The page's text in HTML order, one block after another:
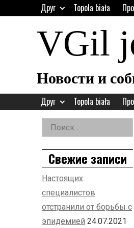
to
Друг Topola biała
VGil
Новости и
Друг Topola biała
Left
Asides
Найти:
Свежие записи
Настоящих
специалистов
отстранили от борьбы с
эпидемией 24.07.2021